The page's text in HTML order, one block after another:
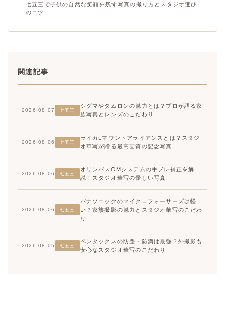
七五三で子供の自然な笑顔を残す写真の撮り方とスタジオ選び
のコツ
関連記事
2026.08.07 七五三
シグマやタムロンの魅力とは？プロが語る家
族写真とレンズのこだわり
2026.08.06 七五三
ライカLマウントアライアンスとは？スタジ
オ華写が贈る最高画質の記念写真
2026.08.06 七五三
オリンパスOMシステムの手ブレ補正を解
説！スタジオ華写の優しい写真
2026.08.06 七五三
パナソニックのマイクロフォーサーズは軽
い？家族撮影の魅力とスタジオ華写のこだわ
り
2026.08.05 七五三
ペンタックスの防塵・防滴は最強？外撮影も
安心なスタジオ華写のこだわり